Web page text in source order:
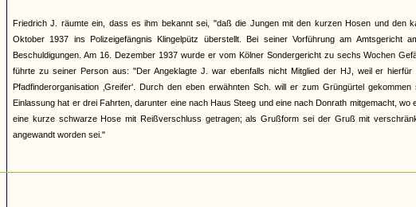
Friedrich J. räumte ein, dass es ihm bekannt sei, "daß die Jungen mit den kurzen Hosen und den
Oktober 1937 ins Polizeigefängnis Klingelpütz überstellt. Bei seiner Vorführung am
Beschuldigungen. Am 16. Dezember 1937 wurde er vom Kölner Sondergericht zu sechs Wochen
führte zu seiner Person aus: "Der Angeklagte J. war ebenfalls nicht Mitglied der HJ, weil er
Pfadfinderorganisation ‚Greifer'. Durch den eben erwähnten Sch. will er zum Grüngürtel
Einlassung hat er drei Fahrten, darunter eine nach Haus Steeg und eine nach Donrath mitgemacht,
eine kurze schwarze Hose mit Reißverschluss getragen; als Grußform sei der Gruß mit
angewandt worden sei."